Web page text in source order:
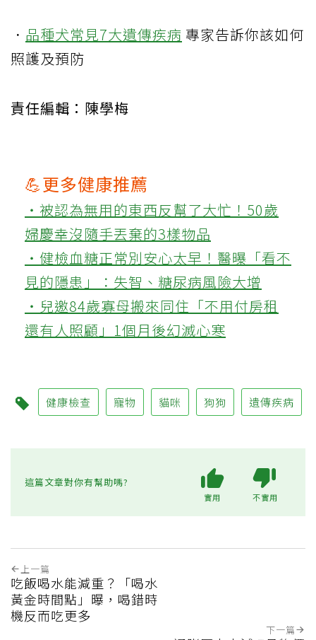
． 品種犬常見7大遺傳疾病 專家告訴你該如何
照護及預防
責任編輯：陳學梅
💪更多健康推薦
‧被認為無用的東西反幫了大忙！50歲
婦慶幸沒隨手丟棄的3樣物品
‧健檢血糖正常別安心太早！醫曝「看不
見的隱患」：失智、糖尿病風險大增
‧兒邀84歲寡母搬來同住「不用付房租
還有人照顧」1個月後幻滅心寒
健康檢查 寵物 貓咪 狗狗 遺傳疾病
這篇文章對你有幫助嗎?
實用 不實用
上一篇
吃飯喝水能減重？「喝水
黃金時間點」曝，喝錯時
機反而吃更多
下一篇